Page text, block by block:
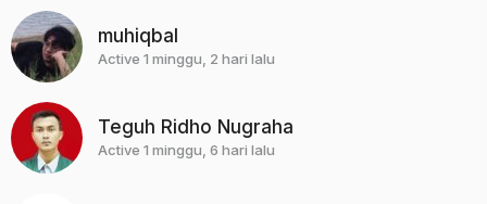
muhiqbal
Active 1 minggu, 2 hari lalu
Teguh Ridho Nugraha
Active 1 minggu, 6 hari lalu